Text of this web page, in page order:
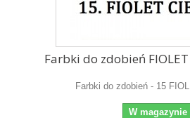
Farbki do zdobień FIOLET
Farbki do zdobień - 15
W magazynie